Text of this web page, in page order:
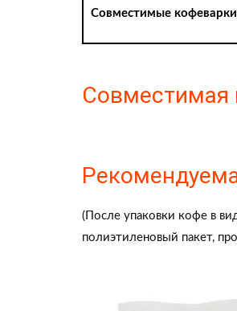
Совместимые кофеварки
Совместимая
(После упаковки кофе в
полиэтиленовый пакет,